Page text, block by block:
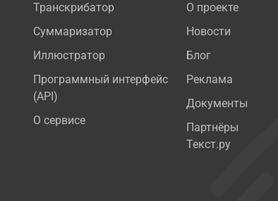
Транскрибатор
Суммаризатор
Иллюстратор
Программный интерфейс
(API)
О сервисе
О проекте
Новости
Блог
Реклама
Документы
Партнёры
Текст.ру